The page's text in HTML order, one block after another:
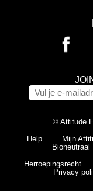
© Attitude
Help
Mijn
Bioneutraal
Herroepingsrecht
Privacy